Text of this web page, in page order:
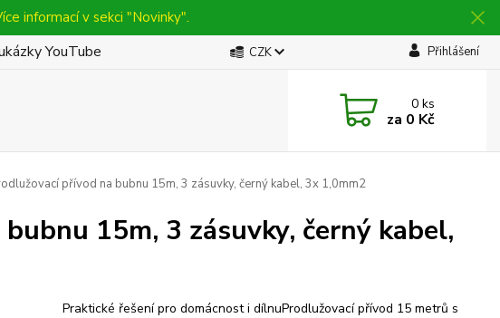
informací v sekci "Novinky".
YouTube CZK Přihlášení
0 ks
za 0 Kč
přívod na bubnu 15m, 3 zásuvky, černý kabel, 3x 1,0mm2
15m, 3 zásuvky, černý kabel,
Praktické řešení pro domácnost i dílnuProdlužovací přívod 15 metrů s